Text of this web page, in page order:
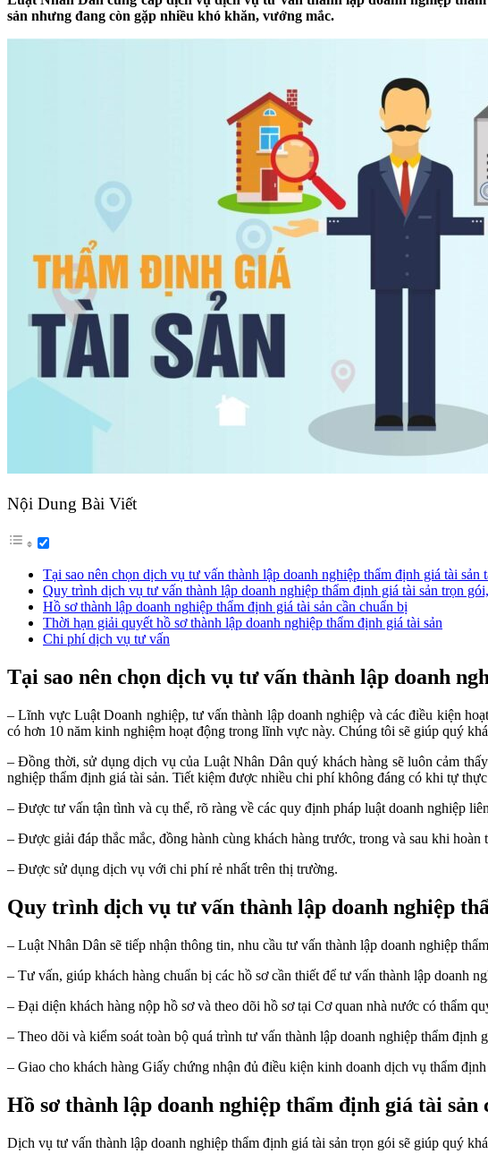
sản nhưng đang còn gặp nhiều khó khăn, vướng mắc.
Nội Dung Bài Viết
Tại sao nên chọn dịch vụ tư vấn thành lập doanh nghiệp thẩm định giá tài
Quy trình dịch vụ tư vấn thành lập doanh nghiệp thẩm định giá tài sản trọn
Hồ sơ thành lập doanh nghiệp thẩm định giá tài sản cần chuẩn bị
Thời hạn giải quyết hồ sơ thành lập doanh nghiệp thẩm định giá tài sản
Chi phí dịch vụ tư vấn
Tại sao nên chọn dịch vụ tư vấn thành lập doanh
– Lĩnh vực Luật Doanh nghiệp, tư vấn thành lập doanh nghiệp và các điều kiện
có hơn 10 năm kinh nghiệm hoạt động trong lĩnh vực này. Chúng tôi sẽ giúp quý
– Đồng thời, sử dụng dịch vụ của Luật Nhân Dân quý khách hàng sẽ luôn cảm
nghiệp thẩm định giá tài sản. Tiết kiệm được nhiều chi phí không đáng có khi tự
– Được tư vấn tận tình và cụ thể, rõ ràng về các quy định pháp luật doanh nghiệp
– Được giải đáp thắc mắc, đồng hành cùng khách hàng trước, trong và sau khi
– Được sử dụng dịch vụ với chi phí rẻ nhất trên thị trường.
Quy trình dịch vụ tư vấn thành lập doanh nghiệp
– Luật Nhân Dân sẽ tiếp nhận thông tin, nhu cầu tư vấn thành lập doanh nghiệp
– Tư vấn, giúp khách hàng chuẩn bị các hồ sơ cần thiết để tư vấn thành lập doanh
– Đại diện khách hàng nộp hồ sơ và theo dõi hồ sơ tại Cơ quan nhà nước có thẩm
– Theo dõi và kiểm soát toàn bộ quá trình tư vấn thành lập doanh nghiệp thẩm định
– Giao cho khách hàng Giấy chứng nhận đủ điều kiện kinh doanh dịch vụ thẩm
Hồ sơ thành lập doanh nghiệp thẩm định giá tài sản
Dịch vụ tư vấn thành lập doanh nghiệp thẩm định giá tài sản trọn gói sẽ giúp quý